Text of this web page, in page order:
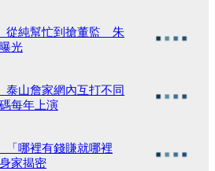
從純幫忙到搶董監 朱
光
泰山詹家網內互打不同
每年上演
「哪裡有錢賺就哪裡
家揭密